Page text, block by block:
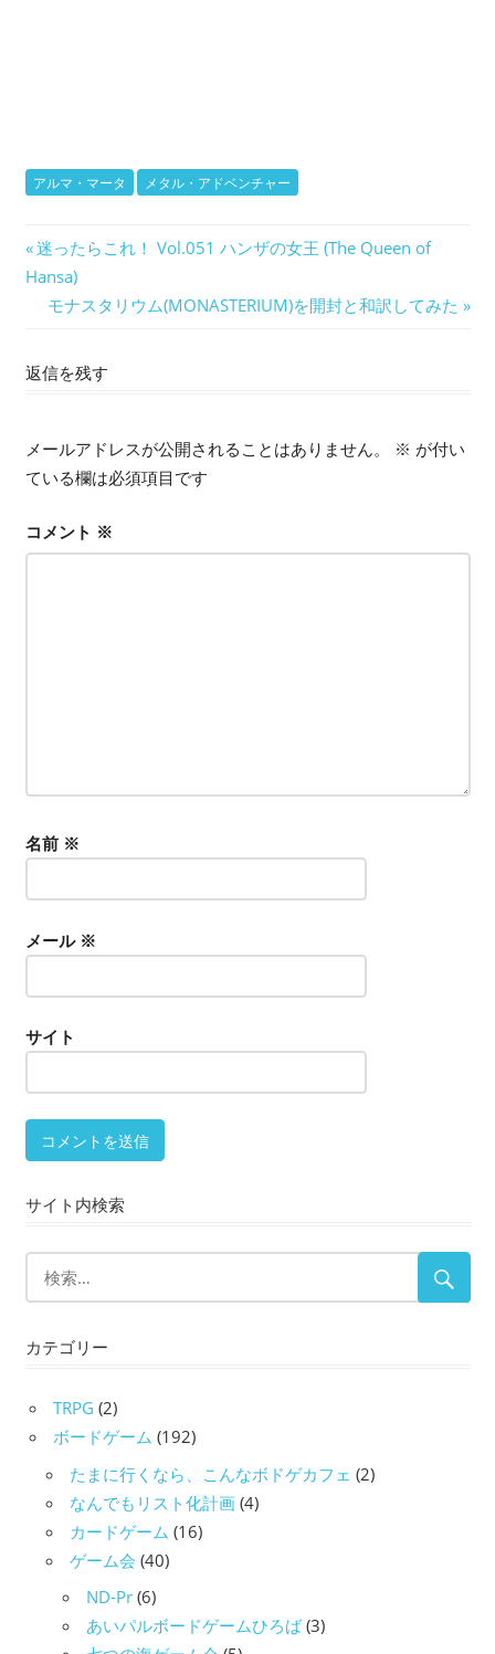
アルマ・マータ メタル・アドベンチャー
投
稿
ビ
ー
ョ
前
の
記
迷ったらこれ！ Vol.051 ハンザの女王 (The Queen of
Hansa)
次
記
モナスタリウム(MONASTERIUM)を開封と和訳してみた
返信を残す
メールアドレスが公開されることはありません。 ※ が付い
ている欄は必須項目です
コメント ※
名前 ※
メール ※
サイト
サイト内検索
カテゴリー
TRPG (2)
ボードゲーム (192)
たまに行くなら、こんなボドゲカフェ (2)
なんでもリスト化計画 (4)
カードゲーム (16)
ゲーム会 (40)
ND-Pr (6)
あいパルボードゲームひろば(3)